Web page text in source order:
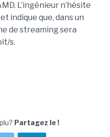
L’ingénieur n’hésite
indique que, dans un
de streaming sera
s.
Partagez le !